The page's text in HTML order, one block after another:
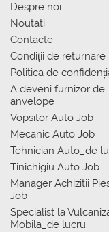
Despre noi
Noutati
Contacte
Condiții de returnare
Politica de
A deveni furnizor de
anvelope
Vopsitor Auto Job
Mecanic Auto Job
Tehnician Auto_de
Tinichigiu Auto Job
Manager Achizitii
Job
Specialist la
Mobila_de lucru